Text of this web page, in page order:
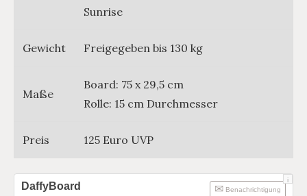
Sunrise
Gewicht Freigegeben bis 130 kg
Maße
Board: 75 x 29,5 cm
Rolle: 15 cm Durchmesser
Preis 125 Euro UVP
i
DaffyBoard Benachrichtigung